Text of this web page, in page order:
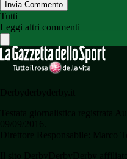
Invia Commento
Tutti
Leggi altri commenti